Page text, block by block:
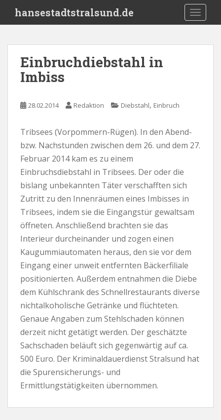
i
hansestadtstralsund.de
Einbruchdiebstahl in
Imbiss
28.02.2014 Redaktion Diebstahl, Einbruch
Tribsees (Vorpommern-Rügen). In den Abend-
bzw. Nachstunden zwischen dem 26. und dem 27.
Februar 2014 kam es zu einem
Einbruchsdiebstahl in Tribsees. Der oder die
bislang unbekannten Täter verschafften sich
Zutritt zu den Innenräumen eines Imbisses in
Tribsees, indem sie die Eingangstür gewaltsam
öffneten. Anschließend brachten sie das
Interieur durcheinander und zogen einen
Kaugummiautomaten heraus, den sie vor dem
Eingang einer unweit entfernten Bäckerfiliale
positionierten. Außerdem entnahmen die Diebe
dem Kühlschrank des Schnellrestaurants diverse
nichtalkoholische Getränke und flüchteten.
Genaue Angaben zum Stehlschaden können
derzeit nicht getätigt werden. Der geschätzte
Sachschaden beläuft sich gegenwärtig auf ca.
500 Euro. Der Kriminaldauerdienst Stralsund hat
die Spurensicherungs- und
Ermittlungstätigkeiten übernommen.